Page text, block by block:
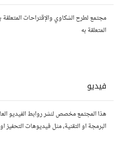
المتعلقة به
فيديو
هذا المجتمع مخصص لنشر روابط الفيديو
البرمجة او التقنية، مثل فيديوهات